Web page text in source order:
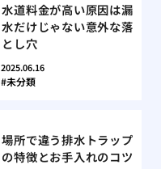
水道料金が高い原因は漏
水だけじゃない意外な落
とし穴
2025.06.16
未分類
場所で違う排水トラップ
の特徴とお手入れのコツ